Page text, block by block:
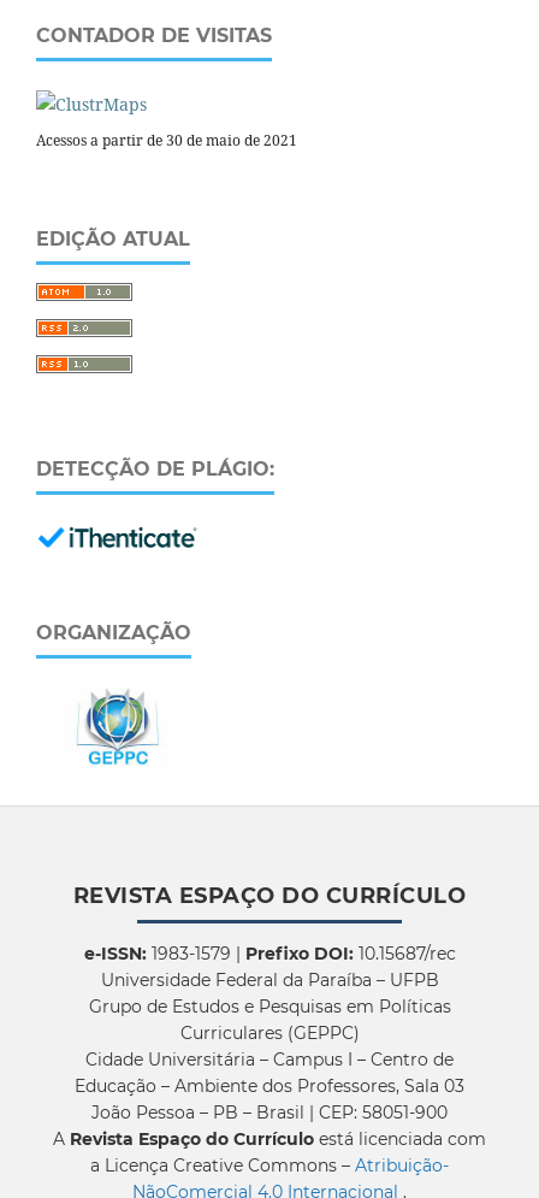
CONTADOR DE VISITAS
Acessos a partir de 30 de maio de 2021
EDIÇÃO ATUAL
DETECÇÃO DE PLÁGIO:
ORGANIZAÇÃO
REVISTA ESPAÇO DO CURRÍCULO
e-ISSN:1983-1579 | Prefixo DOI:10.15687/rec
Universidade Federal da Paraíba – UFPB
Grupo de Estudos e Pesquisas em Políticas
Curriculares (GEPPC)
Cidade Universitária – Campus I – Centro de
Educação – Ambiente dos Professores, Sala 03
João Pessoa – PB – Brasil | CEP: 58051-900
A Revista Espaço do Currículo está licenciada com
a Licença Creative Commons – Atribuição-
NãoComercial 4.0 Internacional .